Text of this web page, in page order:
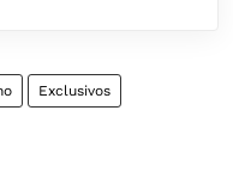
Exclusivos